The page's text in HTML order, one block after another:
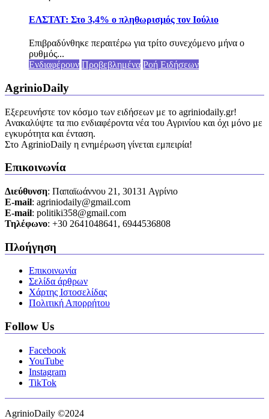
ΕΛΣΤΑΤ: Στο 3,4% ο πληθωρισμός τον Ιούλιο
Επιβραδύνθηκε περαιτέρω για τρίτο συνεχόμενο μήνα ο
ρυθμός...
Ενδιαφέρουν Προβεβλημένα Ροή Ειδήσεων
AgrinioDaily
Εξερευνήστε τον κόσμο των ειδήσεων με το agriniodaily.gr!
Ανακαλύψτε τα πιο ενδιαφέροντα νέα του Αγρινίου και όχι μόνο με
εγκυρότητα και ένταση.
Στο AgrinioDaily η ενημέρωση γίνεται εμπειρία!
Επικοινωνία
Διεύθυνση: Παπαϊωάννου 21, 30131 Αγρίνιο
Ε-mail: agriniodaily@gmail.com
Ε-mail: politiki358@gmail.com
Τηλέφωνο: +30 2641048641, 6944536808
Πλοήγηση
Επικοινωνία
Σελίδα άρθρων
Χάρτης Ιστοσελίδας
Πολιτική Απορρήτου
Follow Us
Facebook
YouTube
Instagram
TikTok
AgrinioDaily ©2024